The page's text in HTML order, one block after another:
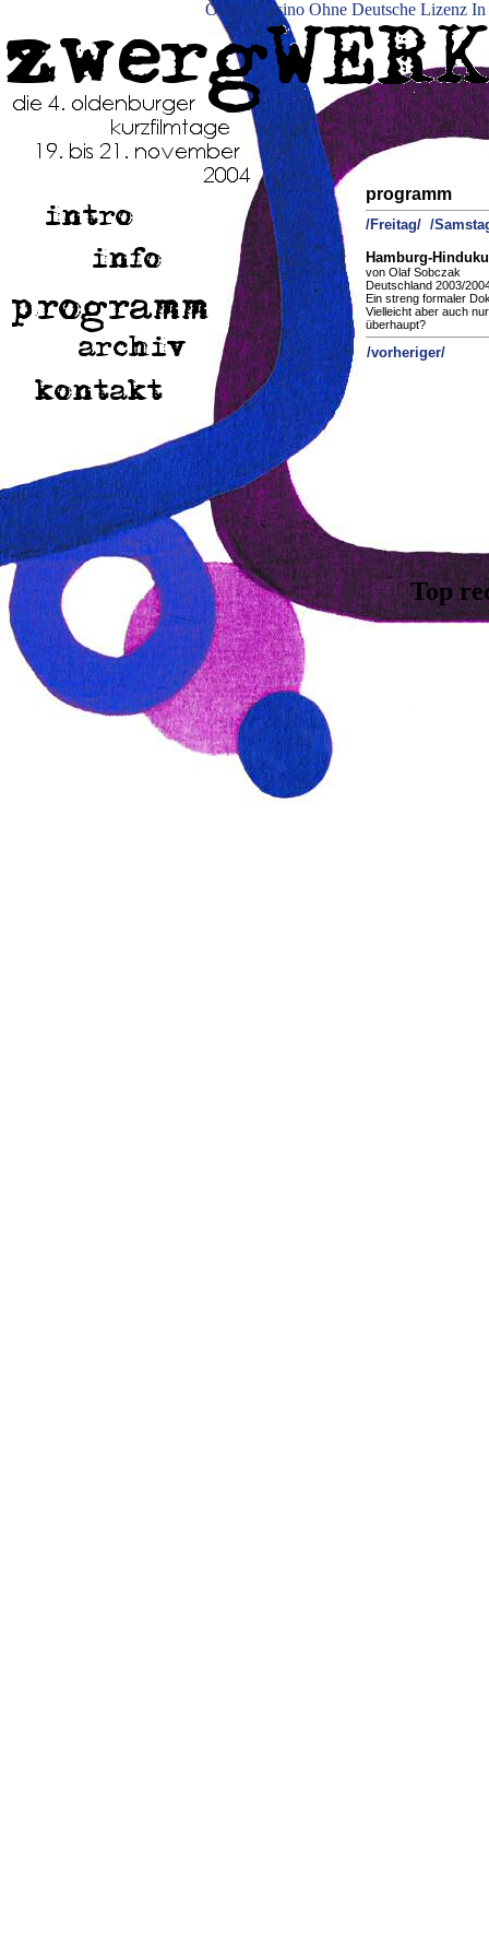
Online Casino Ohne Deutsche Lizenz In
programm
/Freitag/ /
Hamburg-
von Olaf Sobczak
Deutschland 2003/
Ein streng formaler
Vielleicht aber auch
überhaupt?
/vorheriger/
Top